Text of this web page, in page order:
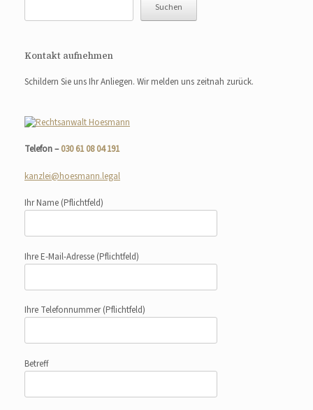
Suchen
Kontakt aufnehmen
Schildern Sie uns Ihr Anliegen. Wir melden uns zeitnah zurück.
Telefon –030 61 08 04 191
kanzlei@hoesmann.legal
Ihr Name (Pflichtfeld)
Ihre E-Mail-Adresse (Pflichtfeld)
Ihre Telefonnummer(Pflichtfeld)
Betreff